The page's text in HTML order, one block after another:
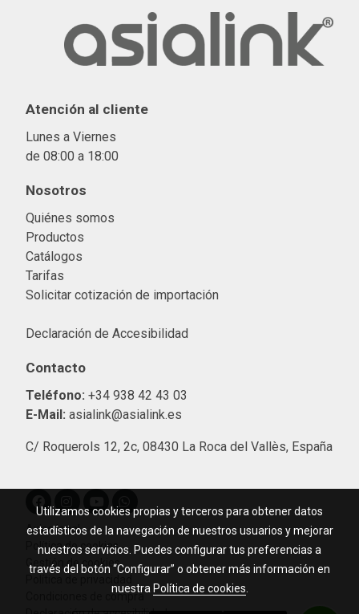
Atención al cliente
Lunes a Viernes
de 08:00 a 18:00
Nosotros
Quiénes somos
Productos
Catálogos
Tarifas
Solicitar cotización de importación
Declaración de Accesibilidad
Contacto
Teléfono: +34 938 42 43 03
E-Mail: asialink@asialink.es
C/ Roquerols 12, 2c, 08430 La Roca del Vallès, España
Aviso legal
Política de cookies
Gestión de cookies
Condiciones de compra
Utilizamos cookies propias y terceros para obtener datos
estadísticos de la navegación de nuestros usuarios y mejorar
nuestros servicios. Puedes configurar tus preferencias a
través del botón “Configurar” o obtener más información en
nuestra Política de cookies